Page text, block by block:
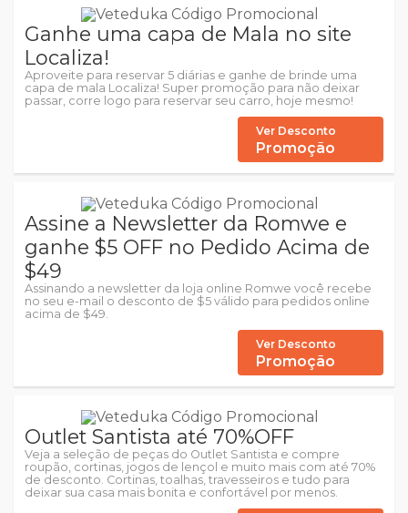
Ganhe uma capa de Mala no site
Localiza!
Aproveite para reservar 5 diárias e ganhe de brinde uma
capa de mala Localiza! Super promoção para não deixar
passar, corre logo para reservar seu carro, hoje mesmo!
Ver Desconto
Promoção
Assine a Newsletter da Romwe e
ganhe $5 OFF no Pedido Acima de
$49
Assinando a newsletter da loja online Romwe você recebe
no seu e-mail o desconto de $5 válido para pedidos online
acima de $49.
Ver Desconto
Promoção
Outlet Santista até 70%OFF
Veja a seleção de peças do Outlet Santista e compre
roupão, cortinas, jogos de lençol e muito mais com até 70%
de desconto. Cortinas, toalhas, travesseiros e tudo para
deixar sua casa mais bonita e confortável por menos.